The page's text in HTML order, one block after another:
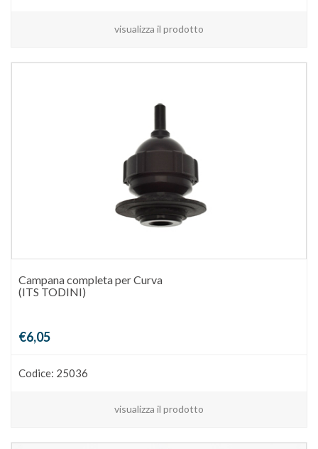
visualizza il prodotto
Campana completa per Curva
(ITS TODINI)
€6,05
Codice: 25036
visualizza il prodotto